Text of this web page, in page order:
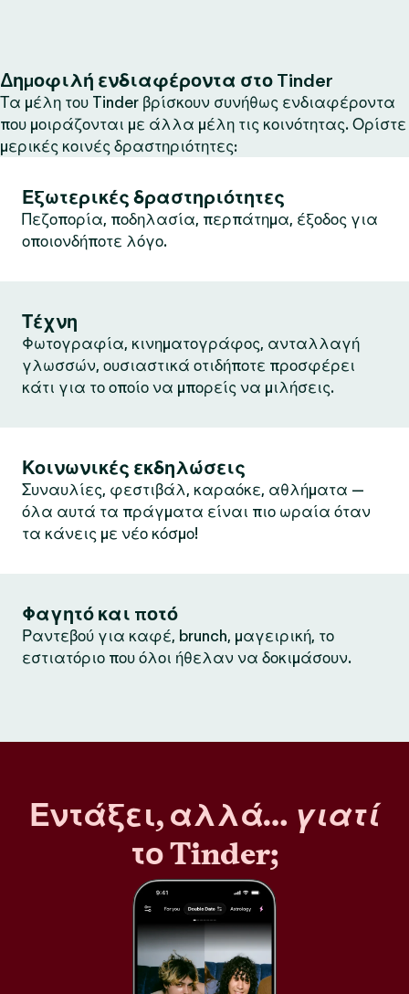
Δημοφιλή ενδιαφέροντα στο Tinder
Τα μέλη του Tinder βρίσκουν συνήθως ενδιαφέροντα
που μοιράζονται με άλλα μέλη τις κοινότητας. Ορίστε
μερικές κοινές δραστηριότητες:
Εξωτερικές δραστηριότητες
Πεζοπορία, ποδηλασία, περπάτημα, έξοδος για
οποιονδήποτε λόγο.
Τέχνη
Φωτογραφία, κινηματογράφος, ανταλλαγή
γλωσσών, ουσιαστικά οτιδήποτε προσφέρει
κάτι για το οποίο να μπορείς να μιλήσεις.
Κοινωνικές εκδηλώσεις
Συναυλίες, φεστιβάλ, καραόκε, αθλήματα —
όλα αυτά τα πράγματα είναι πιο ωραία όταν
τα κάνεις με νέο κόσμο!
Φαγητό και ποτό
Ραντεβού για καφέ, brunch, μαγειρική, το
εστιατόριο που όλοι ήθελαν να δοκιμάσουν.
Εντάξει, αλλά… γιατί
το Tinder;